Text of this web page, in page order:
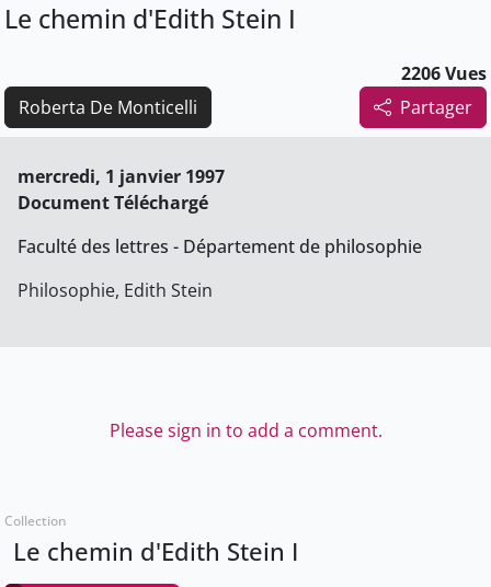
Le chemin d'Edith Stein I
2206 Vues
Partager
Roberta De Monticelli
mercredi, 1 janvier 1997
Document Téléchargé
Faculté des lettres - Département de philosophie
Philosophie, Edith Stein
Please sign in to add a comment.
Collection
Le chemin d'Edith Stein I